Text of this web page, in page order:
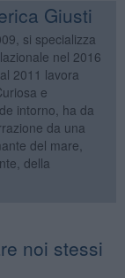
Giusti
si specializza
nel 2016
2011 lavora
e
intorno, ha da
da una
del mare,
della
noi stessi